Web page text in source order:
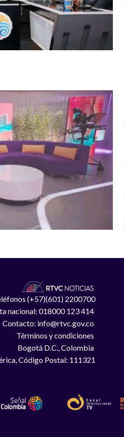
(+57)(601) 2200700
nacional: 018000 123 414
Contacto: info@rtvc.gov.co
Términos y condiciones
Bogotá D.C., Colombia
Código Postal: 111321